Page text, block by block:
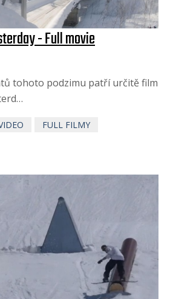
- Full movie
tohoto podzimu patří určitě film
FULL FILMY